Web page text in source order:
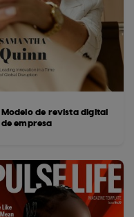
Modelo de revista digital
de empresa